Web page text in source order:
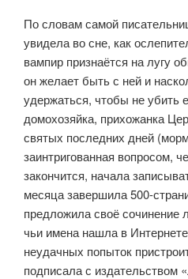
По словам самой
увидела во сне, как
вампир признаётся на лугу
он желает быть с ней и
удержаться, чтобы не убить
домохозяйка, прихожанка
святых последних дней
заинтригованная вопросом,
закончится, начала
месяца завершила 500-
предложила своё сочинение
чьи имена нашла в
неудачных попыток
подписала с издательством